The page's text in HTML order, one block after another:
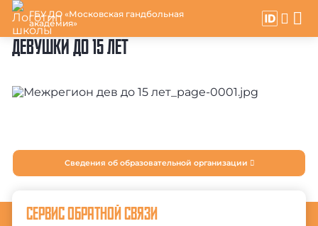
ГБУ ДО «Московская гандбольная
академия»
ДЕВУШКИ ДО 15 ЛЕТ
Сведения об образовательной организации
СЕРВИС ОБРАТНОЙ СВЯЗИ